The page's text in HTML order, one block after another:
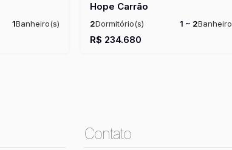
1Banheiro(s)
Hope Carrão
R$ 234.680
2Dormitório(s) 1 ~ 2
Privativo: 33 ~ 52m²
Útil: 33 ~ 52m²
Contato